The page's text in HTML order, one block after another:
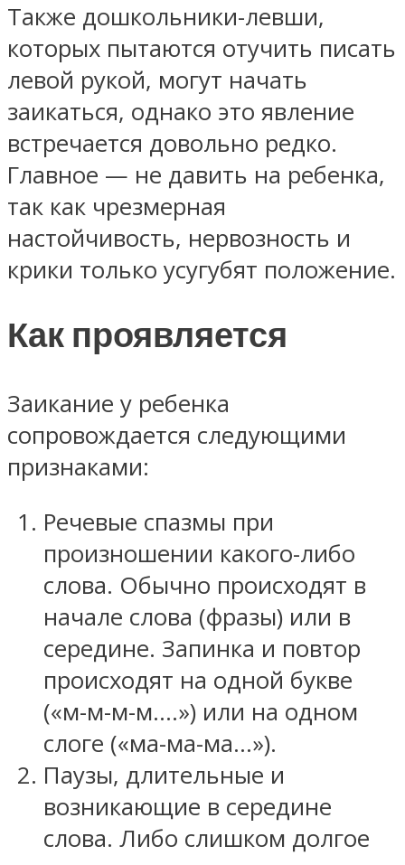
Также дошкольники-левши,
которых пытаются отучить писать
левой рукой, могут начать
заикаться, однако это явление
встречается довольно редко.
Главное — не давить на ребенка,
так как чрезмерная
настойчивость, нервозность и
крики только усугубят положение.
Как проявляется
Заикание у ребенка
сопровождается следующими
признаками:
Речевые спазмы при
произношении какого-либо
слова. Обычно происходят в
начале слова (фразы) или в
середине. Запинка и повтор
происходят на одной букве
(«м-м-м-м….») или на одном
слоге («ма-ма-ма…»).
Паузы, длительные и
возникающие в середине
слова. Либо слишком долгое